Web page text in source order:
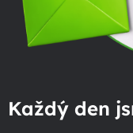
Každý den